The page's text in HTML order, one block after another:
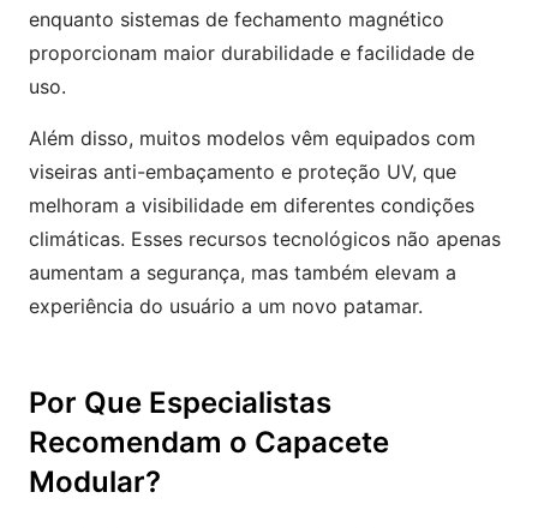
enquanto sistemas de fechamento magnético
proporcionam maior durabilidade e facilidade de
uso.
Além disso, muitos modelos vêm equipados com
viseiras anti-embaçamento e proteção UV, que
melhoram a visibilidade em diferentes condições
climáticas. Esses recursos tecnológicos não apenas
aumentam a segurança, mas também elevam a
experiência do usuário a um novo patamar.
Por Que Especialistas
Recomendam o Capacete
Modular?